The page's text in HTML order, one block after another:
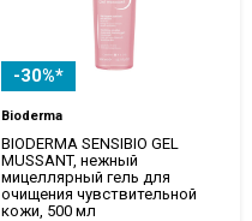
-30%*
Bioderma
BIODERMA SENSIBIO GEL
MUSSANT, нежный
мицеллярный гель для
очищения чувствительной
кожи, 500 мл